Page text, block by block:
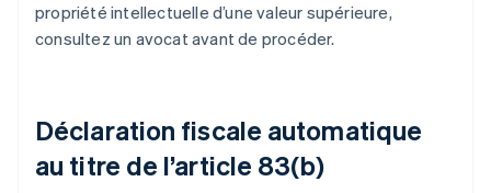
propriété intellectuelle d’une valeur supérieure,
consultez un avocat avant de procéder.
Déclaration fiscale automatique
au titre de l’article 83(b)